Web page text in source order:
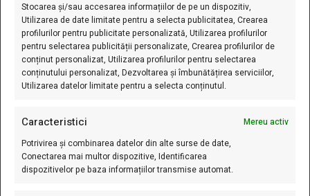
Stocarea și/sau accesarea informațiilor de pe un dispozitiv,
Utilizarea de date limitate pentru a selecta publicitatea, Crearea
profilurilor pentru publicitate personalizată, Utilizarea profilurilor
pentru selectarea publicității personalizate, Crearea profilurilor de
conținut personalizat, Utilizarea profilurilor pentru selectarea
conținutului personalizat, Dezvoltarea și îmbunătățirea serviciilor,
Utilizarea datelor limitate pentru a selecta conținutul.
Caracteristici
Mereu activ
Potrivirea și combinarea datelor din alte surse de date,
Conectarea mai multor dispozitive, Identificarea
dispozitivelor pe baza informațiilor transmise automat.
Starbay.ro – Soluția perfectă pentru a-ți decora casa și grădina.
Produse de calitate superioară, livrare rapidă și prețuri pentru
toate bugetele.
Iasi,
Romania
0749 461 590
0746 245 743